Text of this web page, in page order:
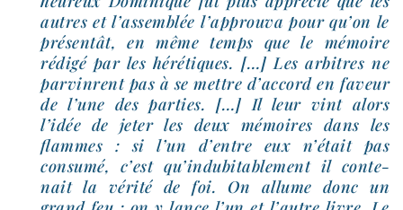
autres et l’assemblée l’approuva pour qu’on le
pré­sen­tât, en même temps que le mémoire
rédi­gé par les héré­tiques. […] Les arbitres ne
par­vinrent pas à se mettre d’accord en faveur
de l’une des par­ties. […] Il leur vint alors
l’idée de jeter les deux mémoires dans les
flammes : si l’un d’entre eux n’était pas
consu­mé, c’est qu’indubitablement il conte­
nait la véri­té de foi. On allume donc un